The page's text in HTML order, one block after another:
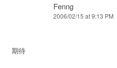
Fenng
2006/02/15 at 9:13 PM
期待